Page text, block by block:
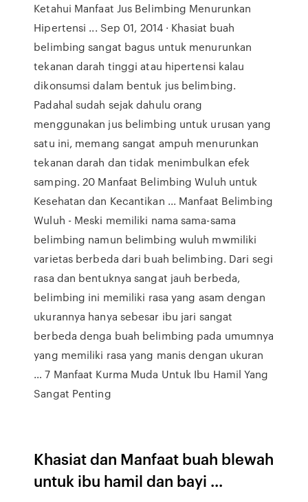
Ketahui Manfaat Jus Belimbing Menurunkan
Hipertensi ... Sep 01, 2014 · Khasiat buah
belimbing sangat bagus untuk menurunkan
tekanan darah tinggi atau hipertensi kalau
dikonsumsi dalam bentuk jus belimbing.
Padahal sudah sejak dahulu orang
menggunakan jus belimbing untuk urusan yang
satu ini, memang sangat ampuh menurunkan
tekanan darah dan tidak menimbulkan efek
samping. 20 Manfaat Belimbing Wuluh untuk
Kesehatan dan Kecantikan ... Manfaat Belimbing
Wuluh - Meski memiliki nama sama-sama
belimbing namun belimbing wuluh mwmiliki
varietas berbeda dari buah belimbing. Dari segi
rasa dan bentuknya sangat jauh berbeda,
belimbing ini memiliki rasa yang asam dengan
ukurannya hanya sebesar ibu jari sangat
berbeda denga buah belimbing pada umumnya
yang memiliki rasa yang manis dengan ukuran
… 7 Manfaat Kurma Muda Untuk Ibu Hamil Yang
Sangat Penting
Khasiat dan Manfaat buah blewah
untuk ibu hamil dan bayi ...